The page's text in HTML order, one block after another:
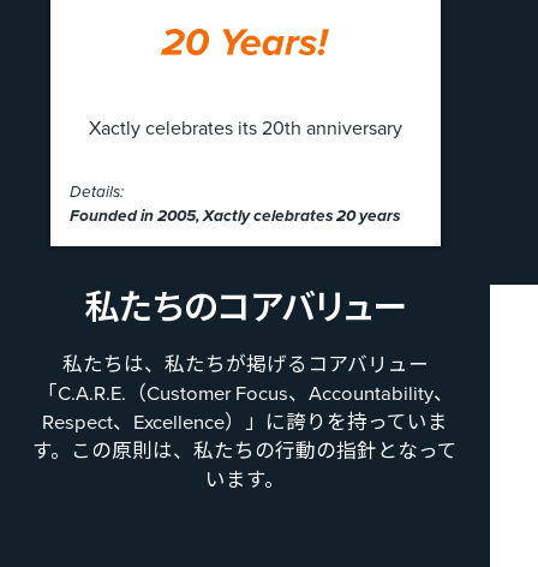
Xactly celebrates its 20th anniversary
Details:
Founded in 2005, Xactly celebrates 20 years
私たちの​コアバリュー
私たちは、私たちが掲げるコアバリュー
「C.A.R.E.（Customer Focus、Accountability、
Respect、Excellence）」に誇りを持っていま
す。この原則は、私たちの行動の指針となって
います。